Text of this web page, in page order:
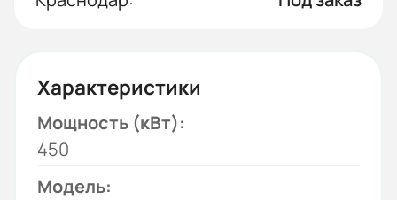
Характеристики
Мощность (кВт):
450
Модель: